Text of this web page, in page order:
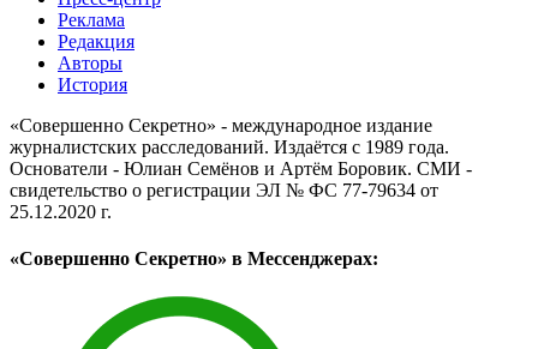
Реклама
Редакция
Авторы
История
«Совершенно Секретно» - международное издание
журналистских расследований. Издаётся с 1989 года.
Основатели - Юлиан Семёнов и Артём Боровик. CМИ -
свидетельство о регистрации ЭЛ № ФС 77-79634 от
25.12.2020 г.
«Совершенно Секретно» в Мессенджерах: